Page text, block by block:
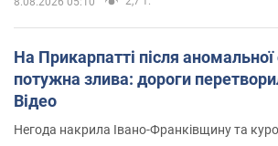
На Прикарпатті після
потужна злива: дороги
Відео
Негода накрила Івано-Франківщину та